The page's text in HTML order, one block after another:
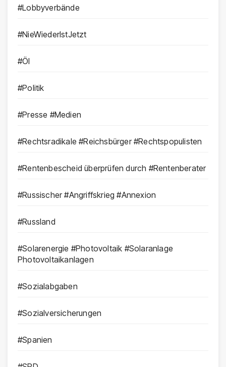
#Lobbyverbände
#NieWiederIstJetzt
#Öl
#Politik
#Presse #Medien
#Rechtsradikale #Reichsbürger #Rechtspopulisten
#Rentenbescheid überprüfen durch #Rentenberater
#Russischer #Angriffskrieg #Annexion
#Russland
#Solarenergie #Photovoltaik #Solaranlage
Photovoltaikanlagen
#Sozialabgaben
#Sozialversicherungen
#Spanien